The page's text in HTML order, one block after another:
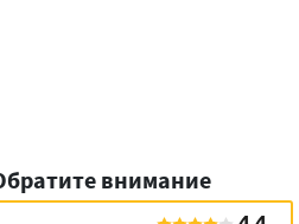
внимание